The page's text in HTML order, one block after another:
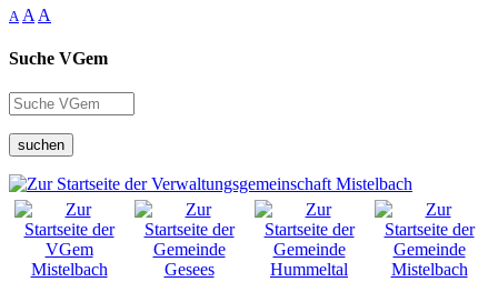
A A A
Suche VGem
suchen